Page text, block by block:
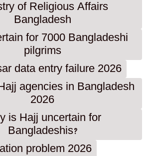
of Religious Affairs
Bangladesh
for 7000 Bangladeshi
pilgrims
data entry failure 2026
agencies in Bangladesh
2026
is Hajj uncertain for
Bangladeshis?
problem 2026